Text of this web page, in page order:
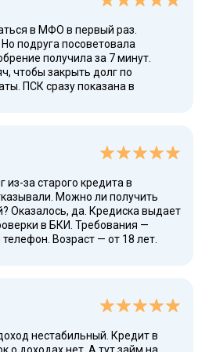
в МФО в первый раз.
подруга посоветовала
получила за 7 минут.
чтобы закрыть долг по
ПСК сразу показана в
из-за старого кредита в
Можно ли получить
Оказалось, да. Кредиска выдает
в БКИ. Требования —
Возраст — от 18 лет.
нестабильный. Кредит в